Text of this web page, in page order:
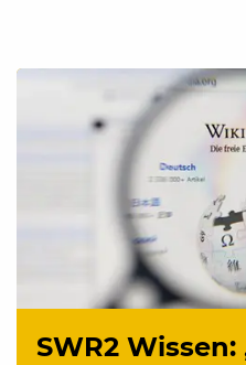
SWR2 Wissen: